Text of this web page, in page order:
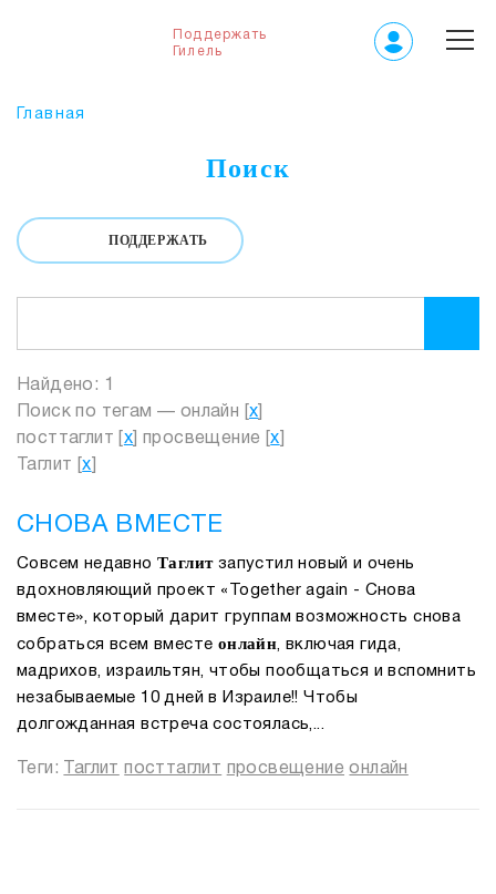
Поддержать
Гилель
Главная
Поиск
ПОДДЕРЖАТЬ
Найдено: 1
Поиск по тегам — онлайн [ x
посттаглит [ x ] просвещение [x
Таглит [x
СНОВА ВМЕСТЕ
Совсем недавно Таглитзапустил новый и очень
вдохновляющий проект «Together again - Снова
вместе», который дарит группам возможность снова
собраться всем вместе онлайн, включая гида,
мадрихов, израильтян, чтобы пообщаться и вспомнить
незабываемые 10 дней в Израиле!! Чтобы
долгожданная встреча состоялась,...
Теги: Таглит посттаглит просвещение онлайн